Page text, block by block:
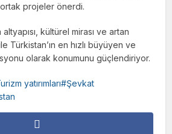
projeler önerdi.
kültürel mirası ve artan
Türkistan’ın en hızlı büyüyen ve
olarak konumunu güçlendiriyor.
yatırımları#Şevkat